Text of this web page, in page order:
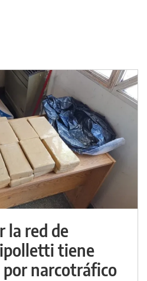
la red de
tiene
narcotráfico